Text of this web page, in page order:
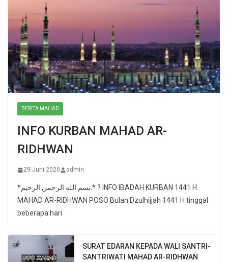
BERITA MAHAD
INFO KURBAN MAHAD AR-
RIDHWAN
29 Juni 2020 admin
*بسم الله الرحمن الرحيم.* ? INFO IBADAH KURBAN 1441 H
MAHAD AR-RIDHWAN POSO Bulan Dzulhijjah 1441 H tinggal
beberapa hari
SURAT EDARAN KEPADA WALI SANTRI-
SANTRIWATI MAHAD AR-RIDHWAN